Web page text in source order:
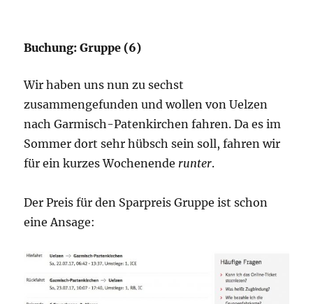
Buchung: Gruppe (6)
Wir haben uns nun zu sechst
zusammengefunden und wollen von Uelzen
nach Garmisch-Patenkirchen fahren. Da es im
Sommer dort sehr hübsch sein soll, fahren wir
für ein kurzes Wochenende runter.
Der Preis für den Sparpreis Gruppe ist schon
eine Ansage: